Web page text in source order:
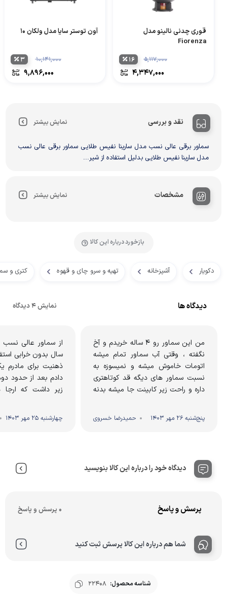
قوری چدنی نالینو مدل
Fiorenza
۵,۱۱۷,۰۰۰
۴,۳۴۷,۰۰۰
۱۶
آون توستر سایا مدل ولکان ۱۰
۱۰,۱۴۱,۰۰۰
۹,۸۹۶,۰۰۰
۳
نقد و بررسی نمایش بیشتر
سماور برقی عالی نسب مدل سارینا نفیس طلایی سماور برقی عالی نسب
مدل سارینا نفیس طلایی بدلیل استفاده از شیر...
مشخصات نمایش بیشتر
بازخورد درباره این کالا
دکویار آشپزخانه تهیه و سرو چای و قهوه کتری و
دیدگاه ها نمایش 4 دیدگاه
من این سماور رو ۴ ساله خریدم و آخ
نگفته ، وقتی آب سماور تمام میشه
اتومات خاموش میشه و نمیسوزه به
نسبت سماور های دیگه قد کوتاهتری
داره و راحت زیر کابینت جا میشه بدنه
پنج‌شنبه 26 مهر 1403 حمیدرضا خسروی
از سماور عالی نسب
سال بدون خرابی
ذهنیت برای مادرم
دادم بعد از حدود
زیر داشت که ارجا
چهارشنبه 25 مهر 1403
دیدگاه خود را درباره این کالا بنویسید
پرسش و پاسخ 0 پرسش و پاسخ
شما هم درباره این کالا پرسش ثبت کنید
شناسه محصول: 22408